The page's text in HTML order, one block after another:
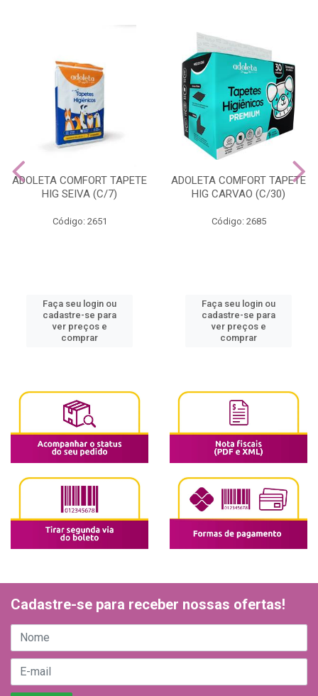
ADOLETA COMFORT TAPETE
HIG SEIVA (C/7)
Código: 2651
Faça seu login ou
cadastre-se para
ver preços e
comprar
ADOLETA COMFORT TAPETE
HIG CARVAO (C/30)
Código: 2685
Faça seu login ou
cadastre-se para
ver preços e
comprar
Cadastre-se para receber nossas ofertas!